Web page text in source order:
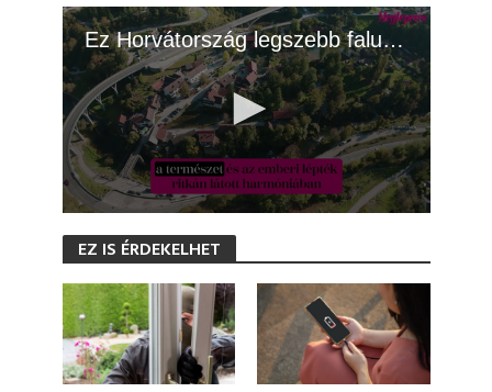
Ez Horvátország legszebb falucskája
s
o
d
s
o
f
EZ IS ÉRDEKELHET